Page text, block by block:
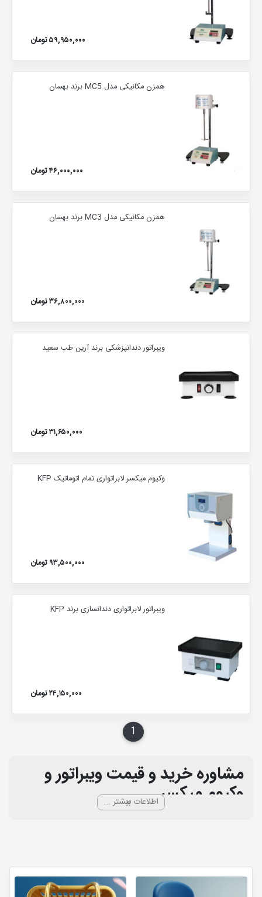
۵۹,۹۵۰,۰۰۰ تومان
همزن مکانیکی مدل MC5 برند بهسان
۴۶,۰۰۰,۰۰۰ تومان
همزن مکانیکی مدل MC3 برند بهسان
۳۶,۸۰۰,۰۰۰ تومان
ویبراتور دندانپزشکی برند آرین طب سعید
۳۱,۶۵۰,۰۰۰ تومان
وکیوم میکسر لابراتواری تمام اتوماتیک KFP
۹۳,۵۰۰,۰۰۰ تومان
ویبراتور لابراتواری دندانسازی برند KFP
۲۴,۱۵۰,۰۰۰ تومان
1
مشاوره خرید و قیمت ویبراتور و
وکیوم میکسر
وکیوم میکسر یا همزن لابراتواری چیست؟
میکسر گردابی یا میکسر آزمایشگاهی (میکسر مکانیکی آزمایشگاهی) نیز
شناخته می شود. مخلوط کردن سیالات از فرایندهای بسيار مهم در
اطلاعات بیشتر ...